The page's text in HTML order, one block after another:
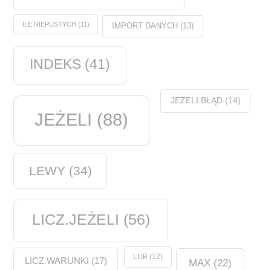
ILE.NIEPUSTYCH (11) IMPORT DANYCH (13)
INDEKS (41)
JEŻELI (88)
JEŻELI.BŁĄD(14)
LEWY (34)
LICZ.JEŻELI (56)
LICZ.WARUNKI (17) LUB(12)
MAX(22)